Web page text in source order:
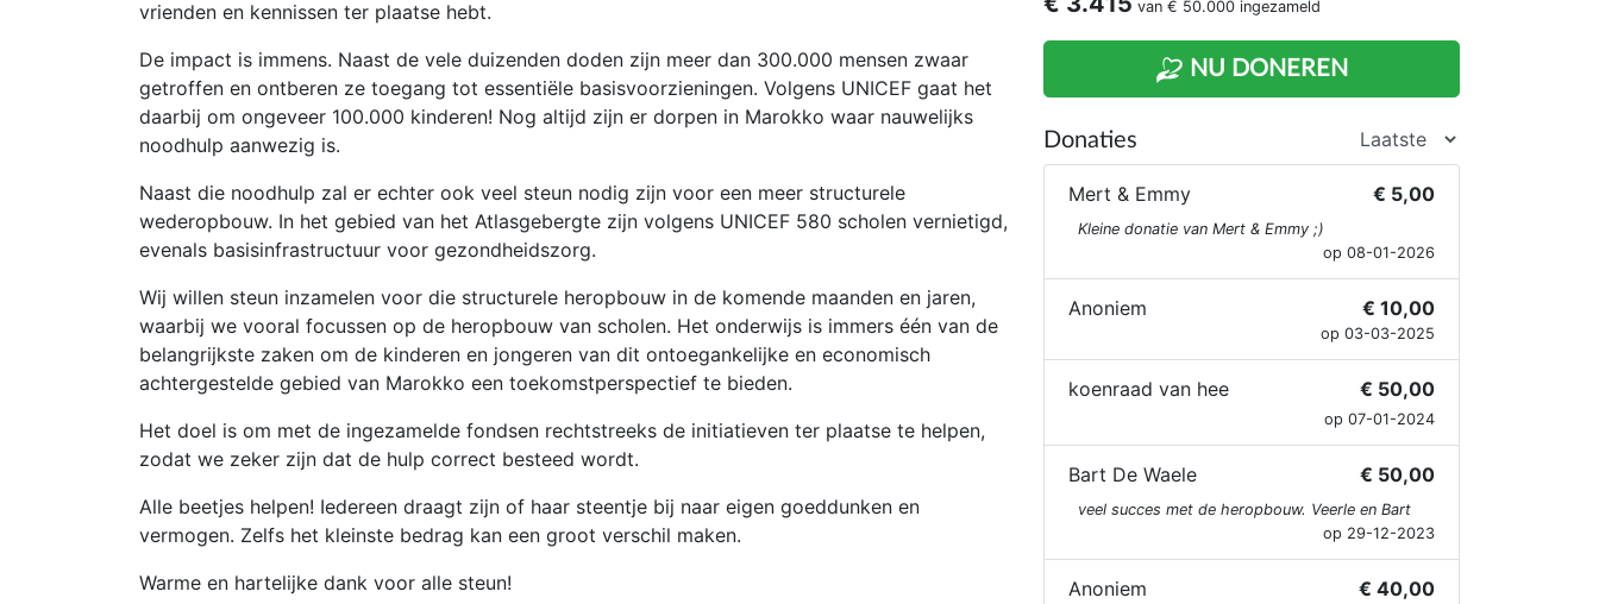
vrienden en kennissen ter plaatse hebt.
De impact is immens. Naast de vele duizenden doden zijn meer dan 300.000 mensen zwaar
getroffen en ontberen ze toegang tot essentiële basisvoorzieningen. Volgens UNICEF gaat het
daarbij om ongeveer 100.000 kinderen! Nog altijd zijn er dorpen in Marokko waar nauwelijks
noodhulp aanwezig is.
Naast die noodhulp zal er echter ook veel steun nodig zijn voor een meer structurele
wederopbouw. In het gebied van het Atlasgebergte zijn volgens UNICEF 580 scholen vernietigd,
evenals basisinfrastructuur voor gezondheidszorg.
Wij willen steun inzamelen voor die structurele heropbouw in de komende maanden en jaren,
waarbij we vooral focussen op de heropbouw van scholen. Het onderwijs is immers één van de
belangrijkste zaken om de kinderen en jongeren van dit ontoegankelijke en economisch
achtergestelde gebied van Marokko een toekomstperspectief te bieden.
Het doel is om met de ingezamelde fondsen rechtstreeks de initiatieven ter plaatse te helpen,
zodat we zeker zijn dat de hulp correct besteed wordt.
Alle beetjes helpen! Iedereen draagt zijn of haar steentje bij naar eigen goeddunken en
vermogen. Zelfs het kleinste bedrag kan een groot verschil maken.
Warme en hartelijke dank voor alle steun!
van € 50.000 ingezameld
NU DONEREN
Donaties
Mert & Emmy € 5,00
Kleine donatie van Mert & Emmy ;)
op 08-01-2026
Anoniem € 10,00
op 03-03-2025
koenraad van hee € 50,00
op 07-01-2024
Bart De Waele € 50,00
veel succes met de heropbouw. Veerle en Bart
op 29-12-2023
Anoniem € 40,00